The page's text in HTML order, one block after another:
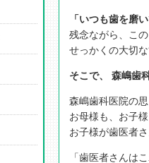
「いつも歯を磨
残念ながら、こ
せっかくの大切
そこで、 森嶋歯
森嶋歯科医院の
お母様も、お子
お子様が歯医者
「歯医者さんは